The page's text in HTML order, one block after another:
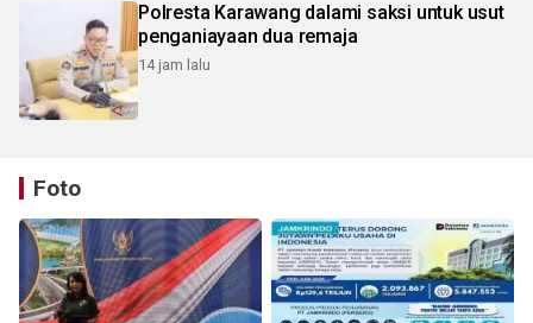
Polresta Karawang dalami saksi untuk usut
penganiayaan dua remaja
14 jam lalu
Foto